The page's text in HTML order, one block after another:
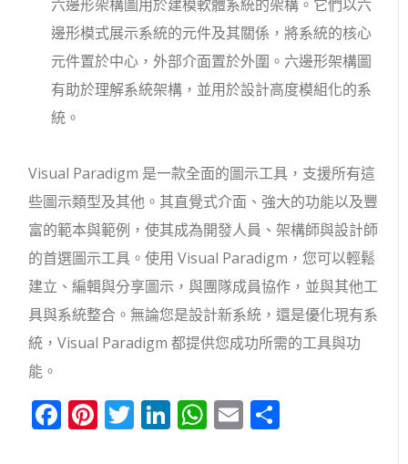
六邊形架構圖用於建模軟體系統的架構。它們以六
邊形模式展示系統的元件及其關係，將系統的核心
元件置於中心，外部介面置於外圍。六邊形架構圖
有助於理解系統架構，並用於設計高度模組化的系
統。
Visual Paradigm 是一款全面的圖示工具，支援所有這
些圖示類型及其他。其直覺式介面、強大的功能以及豐
富的範本與範例，使其成為開發人員、架構師與設計師
的首選圖示工具。使用 Visual Paradigm，您可以輕鬆
建立、編輯與分享圖示，與團隊成員協作，並與其他工
具與系統整合。無論您是設計新系統，還是優化現有系
統，Visual Paradigm 都提供您成功所需的工具與功
能。
Facebook
Pinterest
Twitter
LinkedIn
WhatsApp
Email